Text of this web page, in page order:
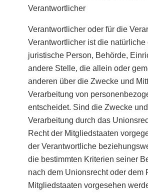
Verantwortlicher
Verantwortlicher oder für die
Verantwortlicher ist die natürliche
juristische Person, Behörde,
andere Stelle, die allein oder
anderen über die Zwecke und
Verarbeitung von
entscheidet. Sind die Zwecke
Verarbeitung durch das
Recht der Mitgliedstaaten
der Verantwortliche
die bestimmten Kriterien seiner
nach dem Unionsrecht oder dem
Mitgliedstaaten vorgesehen